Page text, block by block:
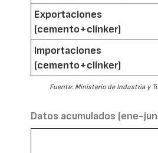
Exportaciones
(cemento+clínker)
Importaciones
(cemento+clínker)
Fuente: Ministerio de Industria y
Datos acumulados (ene-